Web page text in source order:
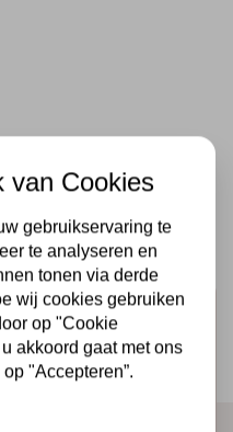
en nieuwe producten
van Cookies
gebruikservaring te
te analyseren en
tonen via derde
wij cookies gebruiken
op "Cookie
akkoord gaat met ons
"Accepteren”.